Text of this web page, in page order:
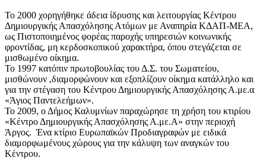
Το 2000 χορηγήθηκε άδεια ίδρυσης και λειτουργίας Κέντρου
Δημιουργικής Απασχόλησης Ατόμων με Αναπηρία ΚΔΑΠ-ΜΕΑ,
ως Πιστοποιημένος φορέας παροχής υπηρεσιών κοινωνικής
φροντίδας, μη κερδοσκοπικού χαρακτήρα, όπου στεγάζεται σε
μισθωμένο οίκημα.
Το 1997 κατόπιν πρωτοβουλίας του Δ.Σ. του Σωματείου,
μισθώνουν ,διαμορφώνουν και εξοπλίζουν οίκημα κατάλληλο και
για την στέγαση του Κέντρου Δημιουργικής Απασχόλησης Α.με.α
«Άγιος Παντελεήμων».
Το 2009, ο Δήμος Καλυμνίων παραχώρησε τη χρήση του κτιρίου
«Κέντρο Δημιουργικής Απασχόλησης Α.με.Α» στην περιοχή
Άργος. Ένα κτίριο Ευρωπαϊκών Προδιαγραφών με ειδικά
διαμορφωμένους χώρους για την κάλυψη των αναγκών του
Κέντρου.